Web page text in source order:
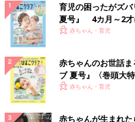
育児の困ったがズ
夏号』 4カ月～2才
いっぱい！
赤ちゃん・育児
赤ちゃんのお世話
ブ 夏号』〈巻頭大
く！ おっぱい・ミ
赤ちゃん・育児
赤ちゃんが生まれた